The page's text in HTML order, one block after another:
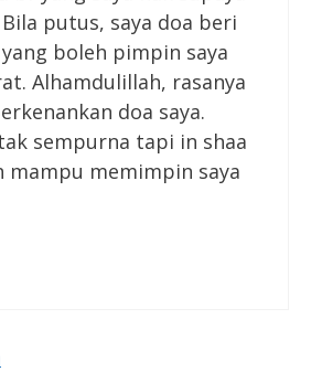
putus, saya doa beri
boleh pimpin saya
Alhamdulillah, rasanya
doa saya.
sempurna tapi in shaa
mampu memimpin saya